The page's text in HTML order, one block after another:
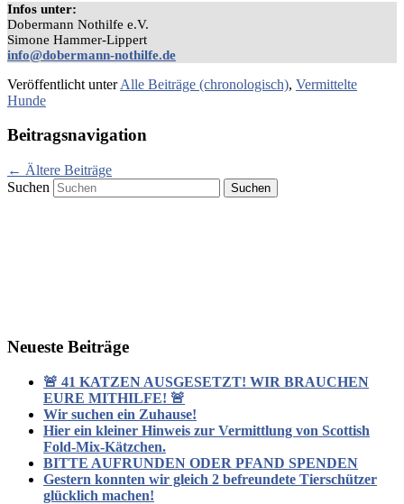
Infos unter:
Dobermann Nothilfe e.V.
Simone Hammer-Lippert
info@dobermann-nothilfe.de
Veröffentlicht unter Alle Beiträge (chronologisch), Vermittelte
Hunde
Beitragsnavigation
← Ältere Beiträge
Suchen
Neueste Beiträge
🚨 41 KATZEN AUSGESETZT! WIR BRAUCHEN
EURE MITHILFE! 🚨
Wir suchen ein Zuhause!
Hier ein kleiner Hinweis zur Vermittlung von Scottish
Fold-Mix-Kätzchen.
BITTE AUFRUNDEN ODER PFAND SPENDEN
Gestern konnten wir gleich 2 befreundete Tierschützer
glücklich machen!